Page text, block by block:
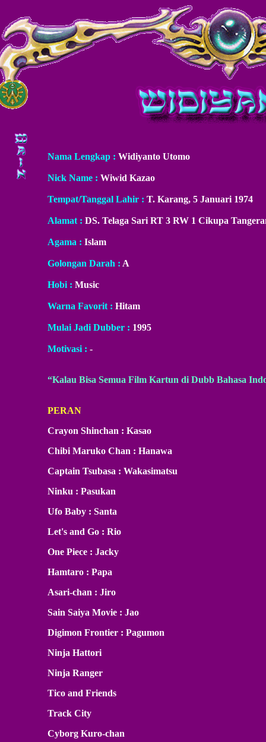
Nama Lengkap : Widiyanto Utomo
Nick Name : Wiwid Kazao
Tempat/Tanggal Lahir : T. Karang, 5 Januari 1974
Alamat : DS. Telaga Sari RT 3 RW 1 Cikupa
Agama : Islam
Golongan Darah : A
Hobi : Music
Warna Favorit : Hitam
Mulai Jadi Dubber : 1995
Motivasi : -
“Kalau Bisa Semua Film Kartun di Dubb Bahasa
PERAN
Crayon Shinchan : Kasao
Chibi Maruko Chan : Hanawa
Captain Tsubasa : Wakasimatsu
Ninku : Pasukan
Ufo Baby : Santa
Let's and Go : Rio
One Piece : Jacky
Hamtaro : Papa
Asari-chan : Jiro
Sain Saiya Movie : Jao
Digimon Frontier : Pagumon
Ninja Hattori
Ninja Ranger
Tico and Friends
Track City
Cyborg Kuro-chan